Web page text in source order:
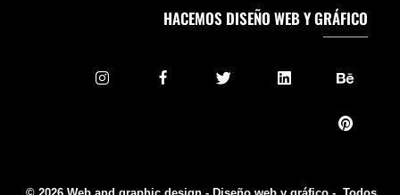
HACEMOS DISEÑO WEB Y GRÁFICO